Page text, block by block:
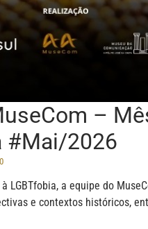
–
#Mai/2026
LGBTfobia, a equipe do
e contextos históricos,